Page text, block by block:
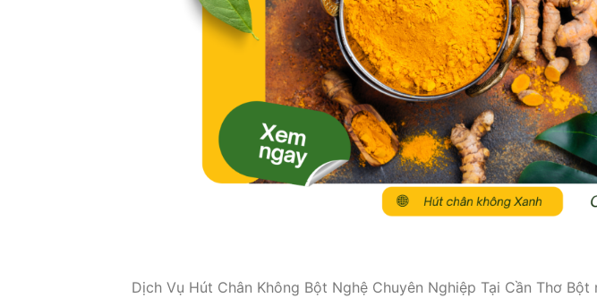
Dịch Vụ Hút Chân Không Bột Nghệ Chuyên Nghiệp Tại Cần Thơ